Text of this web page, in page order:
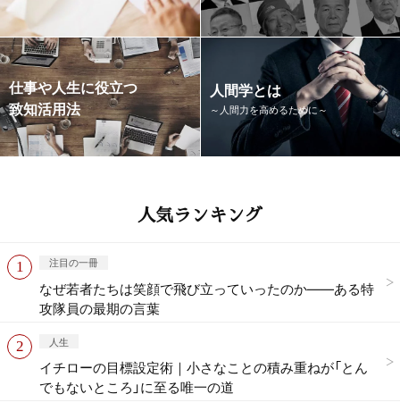
仕事や人生に役立つ
致知活用法
人間学とは
～人間力を高めるために～
人気ランキング
注目の一冊
なぜ若者たちは笑顔で飛び立っていったのか——ある特
攻隊員の最期の言葉
人生
イチローの目標設定術｜小さなことの積み重ねが「とん
でもないところ」に至る唯一の道